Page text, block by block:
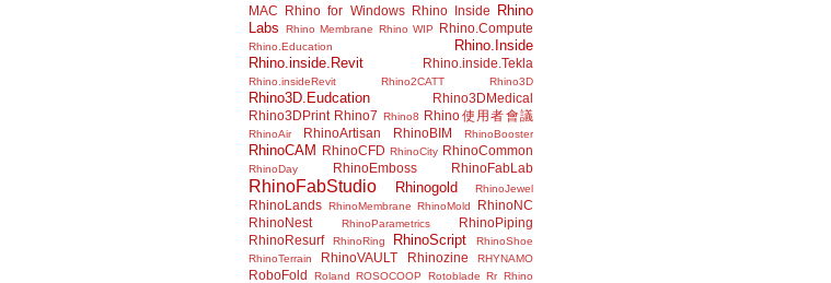
MAC
Rhino for Windows Rhino Inside
Rhino
Labs
Rhino Membrane Rhino WIP Rhino.Compute
Rhino.Education
Rhino.Inside
Rhino.inside.Revit
Rhino.inside.Tekla
Rhino.insideRevit Rhino2CATT Rhino3D
Rhino3D.Eudcation
Rhino3DMedical
Rhino3DPrint Rhino7 Rhino8 Rhino使用者會議
RhinoAir RhinoArtisan RhinoBIM RhinoBooster
RhinoCAM RhinoCFD RhinoCity RhinoCommon
RhinoDay RhinoEmboss RhinoFabLab
RhinoFabStudio Rhinogold RhinoJewel
RhinoLands RhinoMembrane RhinoMold
RhinoNC
RhinoNest
RhinoParametrics
RhinoPiping
RhinoResurf
RhinoRing RhinoScript
RhinoShoe
RhinoTerrain
RhinoVAULT Rhinozine RHYNAMO
RoboFold Roland ROSOCOOP Rotoblade Rr Rhino